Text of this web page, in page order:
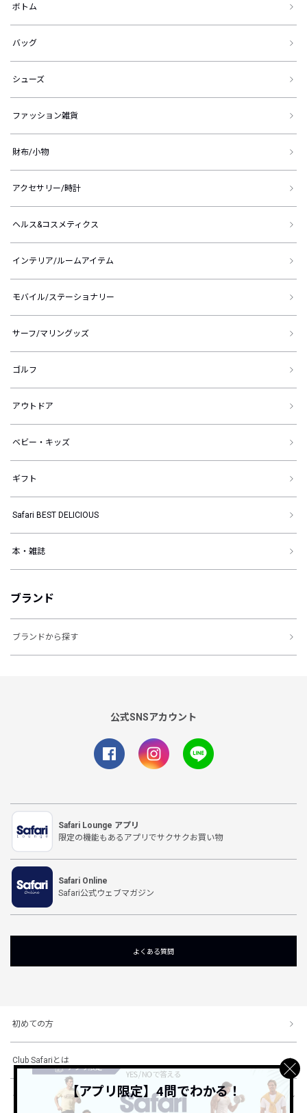
ボトム
バッグ
シューズ
ファッション雑貨
財布/小物
アクセサリー/時計
ヘルス&コスメティクス
インテリア/ルームアイテム
モバイル/ステーショナリー
サーフ/マリングッズ
ゴルフ
アウトドア
ベビー・キッズ
ギフト
Safari BEST DELICIOUS
本・雑誌
ブランド
ブランドから探す
公式SNSアカウント
Safari Lounge アプリ
限定の機能もあるアプリでサクサクお買い物
Safari Online
Safari公式ウェブマガジン
よくある質問
初めての方
Club Safariとは
ショッピングガイド【アプリ限定】4問でわかる！